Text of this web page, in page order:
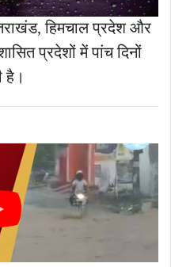
हिमचाल प्रदेश और
प्रदेशों में पांच दिनों
है।